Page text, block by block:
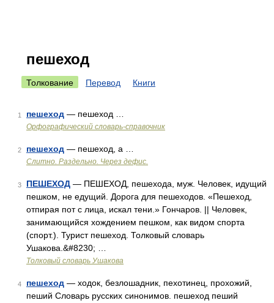
пешеход
Толкование Перевод Книги
1 пешеход — пешеход …
Орфографический словарь-справочник
2 пешеход — пешеход, а …
Слитно. Раздельно. Через дефис.
3 ПЕШЕХОД — ПЕШЕХОД, пешехода, муж. Человек, идущий
пешком, не едущий. Дорога для пешеходов. «Пешеход,
отпирая пот с лица, искал тени.» Гончаров. || Человек,
занимающийся хождением пешком, как видом спорта
(спорт.). Турист пешеход. Толковый словарь
Ушакова.&#8230; …
Толковый словарь Ушакова
4 пешеход — ходок, безлошадник, пехотинец, прохожий,
пеший Словарь русских синонимов. пешеход пеший